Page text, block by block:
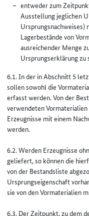
entweder zum
Ausstellung jeglichen
Ursprungsnachweises)
Lagerbestände von
ausreichender Menge
Ursprungserklärung zu
6.1. In der in Abschnitt 5
sollen sowohl die
erfasst werden. Von der
verwendeten Vormaterialien
Erzeugnisse mit einem
werden.
6.2. Werden Erzeugnisse
geliefert, so können die
von der Bestandsliste
Ursprungseigenschaft
sie von den Vormaterialien
6.3. Der Zeitpunkt, zu dem